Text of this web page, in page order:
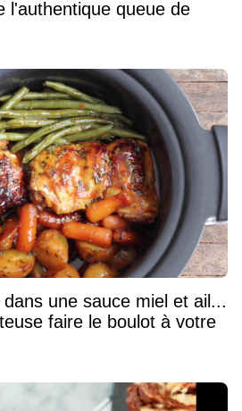
l'authentique queue de
une sauce miel et ail...
faire le boulot à votre